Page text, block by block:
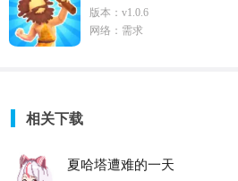
版本：v1.0.6
网络：需求
相关下载
夏哈塔遭难的一天